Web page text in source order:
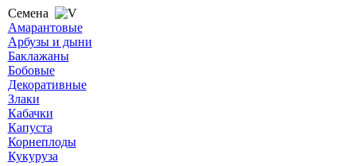
Семена
Амарантовые
Арбузы и дыни
Баклажаны
Бобовые
Декоративные
Злаки
Кабачки
Капуста
Корнеплоды
Кукуруза